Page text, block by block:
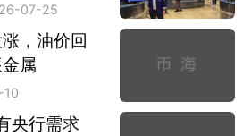
07-25
，油价回
属
10
央行需求